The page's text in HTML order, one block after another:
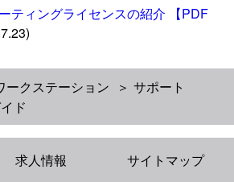
ティングライセンスの紹介 【PDF
ークステーション
サポート
ド
求人情報 サイトマップ